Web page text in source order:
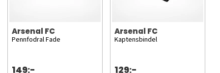
Arsenal FC
Pennfodral Fade
149:-
Arsenal FC
Kaptensbindel
129:-